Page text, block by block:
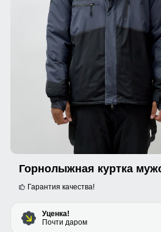
Гарантия качества!
Уценка!
Почти даром